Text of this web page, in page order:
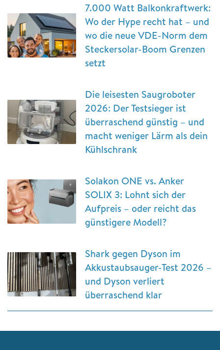
7.000 Watt Balkonkraftwerk:
Wo der Hype recht hat – und
wo die neue VDE-Norm dem
Steckersolar-Boom Grenzen
setzt
Die leisesten Saugroboter
2026: Der Testsieger ist
überraschend günstig – und
macht weniger Lärm als dein
Kühlschrank
Solakon ONE vs. Anker
SOLIX 3: Lohnt sich der
Aufpreis – oder reicht das
günstigere Modell?
Shark gegen Dyson im
Akkustaubsauger-Test 2026 –
und Dyson verliert
überraschend klar